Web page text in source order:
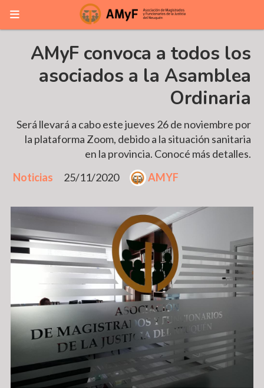
AMyF convoca a todos los
asociados a la Asamblea
Ordinaria
Será llevará a cabo este jueves 26 de noviembre por
la plataforma Zoom, debido a la situación sanitaria
en la provincia. Conocé más detalles.
Noticias
25/11/2020 AMYF